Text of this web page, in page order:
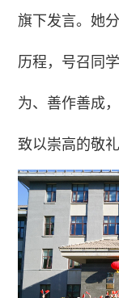
旗下发言。她
历程，号召同
为、善作善成
致以崇高的敬礼